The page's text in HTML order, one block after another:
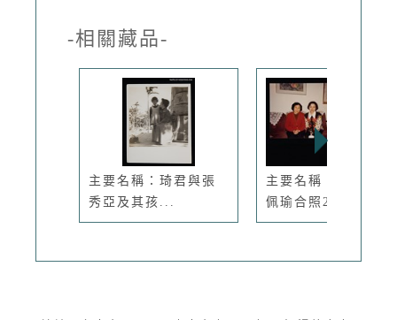
-相關藏品-
主要名稱：琦君與張
秀亞及其孩...
主要名稱：琦君與鄧
佩瑜合照2